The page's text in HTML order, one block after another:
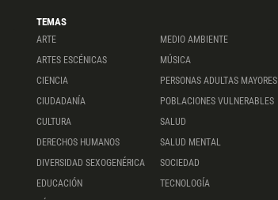
TEMAS
ARTE
ARTES ESCÉNICAS
CIENCIA
CIUDADANÍA
CULTURA
DERECHOS HUMANOS
DIVERSIDAD SEXOGENÉRICA
EDUCACIÓN
MEDIO AMBIENTE
MÚSICA
PERSONAS ADULTAS MAYORES
POBLACIONES VULNERABLES
SALUD
SALUD MENTAL
SOCIEDAD
TECNOLOGÍA